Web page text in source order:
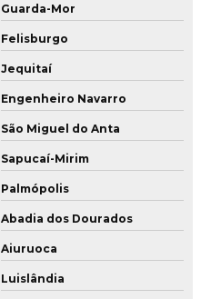
Guarda-Mor
Felisburgo
Jequitaí
Engenheiro Navarro
São Miguel do Anta
Sapucaí-Mirim
Palmópolis
Abadia dos Dourados
Aiuruoca
Luislândia